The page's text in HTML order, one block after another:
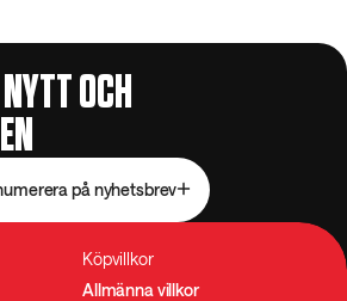
OCH
på nyhetsbrev
Köpvillkor
Allmänna villkor